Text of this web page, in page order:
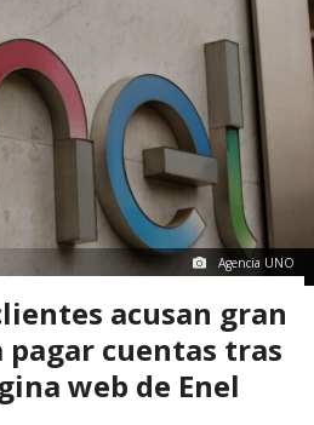
Agencia UNO
acusan gran
cuentas tras
web de Enel